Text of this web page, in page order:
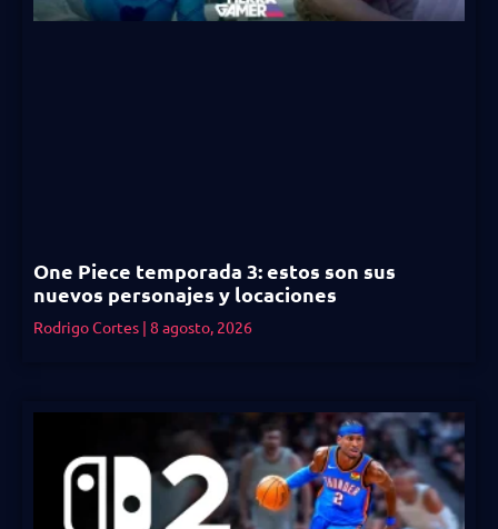
One Piece temporada 3: estos son sus
nuevos personajes y locaciones
Rodrigo Cortes 8 agosto, 2026